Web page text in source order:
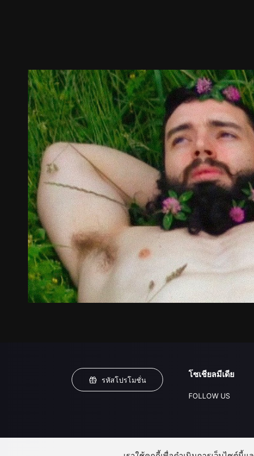
ตัวอย่าง ภาพนิ่ง เนื้อหาที่แนะนำ รายละเอียด
รหัสโปรโมชั่น
โซเชียลมีเดีย
FOLLOW US